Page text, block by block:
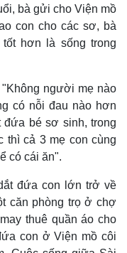
tích
bà gửi cho Viện mồ
con cho các sơ, bà
hơn là sống trong
người mẹ nào
có nỗi đau nào hơn
đứa bé sơ sinh, trong
thì cả 3 mẹ con cùng
có cái ăn".
đứa con lớn trở về
căn phòng trọ ở chợ
thuê quần áo cho
con ở Viện mồ côi